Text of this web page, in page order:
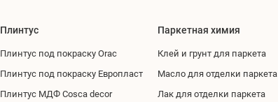
Плинтус
Плинтус под покраску Orac
Плинтус под покраску Европласт
Плинтус МДФ Cosca decor
Паркетная химия
Клей и грунт для паркета
Масло для отделки паркета
Лак для отделки паркета